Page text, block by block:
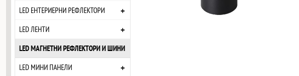
LED ЕНТЕРИЕРНИ РЕФЛЕКТОРИ +
LED ЛЕНТИ +
LED МАГНЕТНИ РЕФЛЕКТОРИ И ШИНИ
LED МИНИ ПАНЕЛИ
+